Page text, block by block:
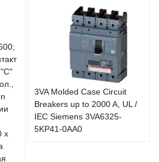
3VA Molded Case Circuit
Breakers up to 2000 A, UL /
IEC Siemens 3VA6325-
5KP41-0AA0